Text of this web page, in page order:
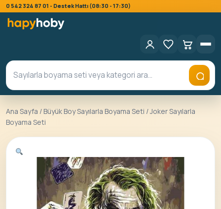
0 542 324 87 01 - Destek Hattı (08:30 - 17:30)
Ana Sayfa / Büyük Boy Sayılarla Boyama Seti / Joker Sayılarla
Boyama Seti